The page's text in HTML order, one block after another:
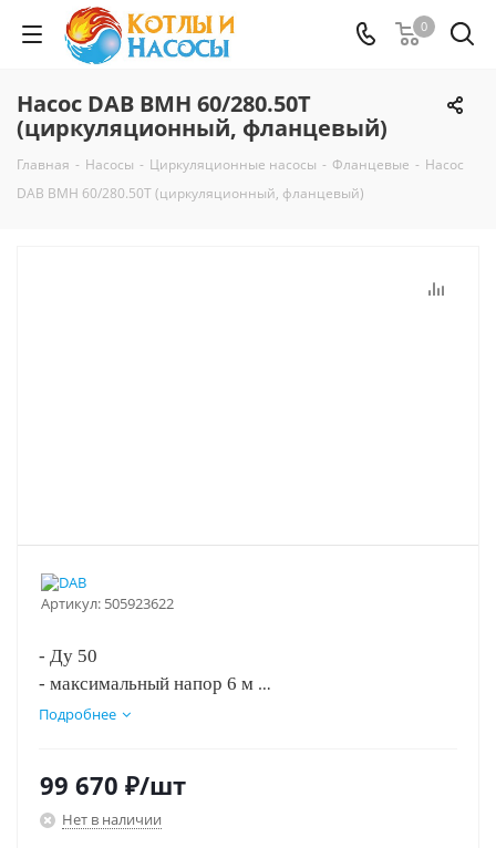
0
Насос DAB BMH 60/280.50T
(циркуляционный, фланцевый)
Главная - Насосы - Циркуляционные насосы - Фланцевые - Насос
DAB BMH 60/280.50T (циркуляционный, фланцевый)
Артикул: 505923622
- Ду 50
- максимальный напор 6 м
- монтажная длина 280 мм
Подробнее
99 670 ₽/шт
Нет в наличии